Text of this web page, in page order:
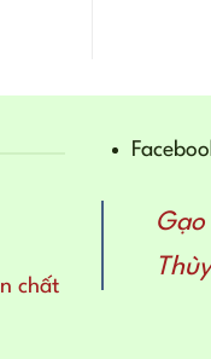
chất
Gạo